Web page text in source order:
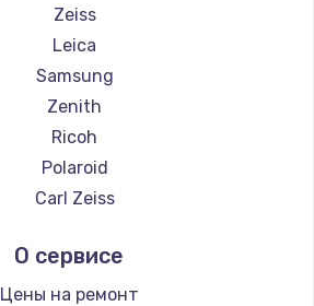
Zeiss
Leica
Samsung
Zenith
Ricoh
Polaroid
Carl Zeiss
LUMIX
Kodak
О сервисе
Цены на ремонт